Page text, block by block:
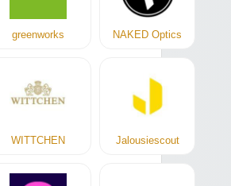
greenworks NAKED Optics
WITTCHEN Jalousiescout